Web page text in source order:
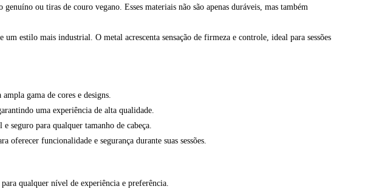
ou tiras de couro vegano. Esses materiais não são apenas duráveis, mas também
estilo mais industrial. O metal acrescenta sensação de firmeza e controle, ideal para sessões
gama de cores e designs.
uma experiência de alta qualidade.
seguro para qualquer tamanho de cabeça.
oferecer funcionalidade e segurança durante suas sessões.
qualquer nível de experiência e preferência.